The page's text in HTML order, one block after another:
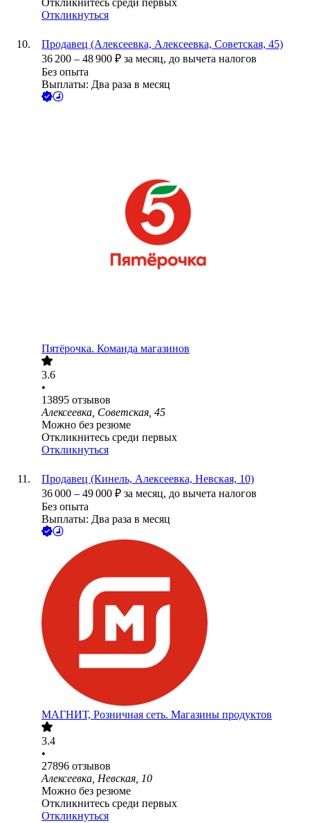
Откликнитесь среди первых
Откликнуться
Продавец (Алексеевка, Алексеевка, Советская, 45)
36 200 – 48 900 ₽ за месяц, до вычета налогов
Без опыта
Выплаты: Два раза в месяц
Пятёрочка. Команда магазинов
3.6
•
13895 отзывов
Алексеевка, Советская, 45
Можно без резюме
Откликнитесь среди первых
Откликнуться
Продавец (Кинель, Алексеевка, Невская, 10)
36 000 – 49 000 ₽ за месяц, до вычета налогов
Без опыта
Выплаты: Два раза в месяц
МАГНИТ, Розничная сеть. Магазины продуктов
3.4
•
27896 отзывов
Алексеевка, Невская, 10
Можно без резюме
Откликнитесь среди первых
Откликнуться